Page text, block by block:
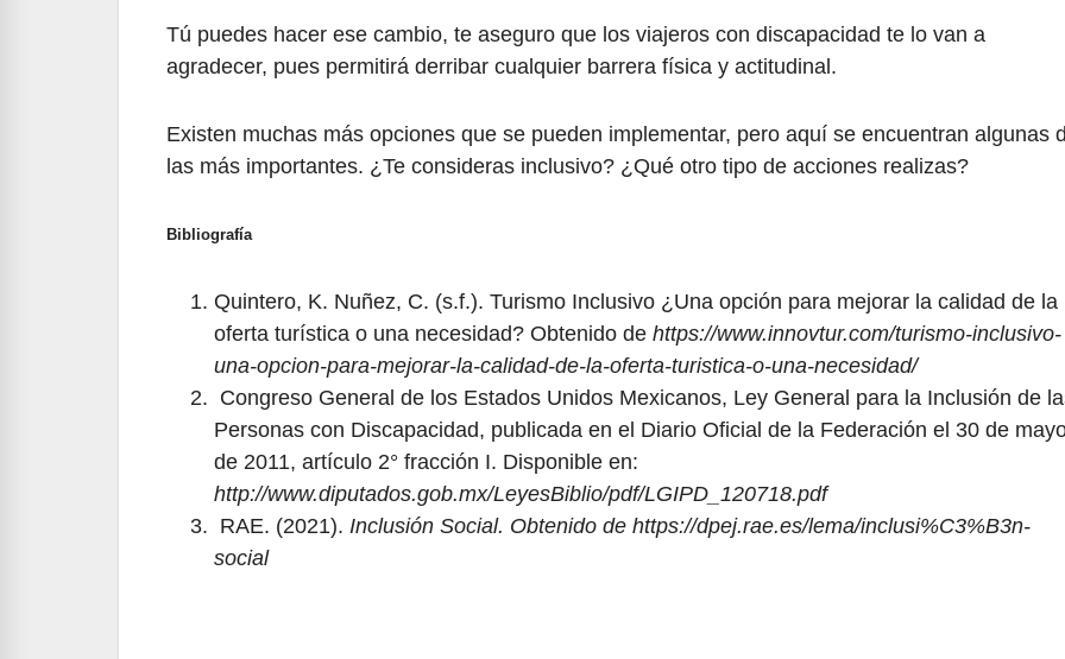
Tú puedes hacer ese cambio, te aseguro que los viajeros con discapacidad te lo van a
agradecer, pues permitirá derribar cualquier barrera física y actitudinal.
Existen muchas más opciones que se pueden implementar, pero aquí se encuentran algunas
las más importantes. ¿Te consideras inclusivo? ¿Qué otro tipo de acciones realizas?
Bibliografía
Quintero, K. Nuñez, C. (s.f.). Turismo Inclusivo ¿Una opción para mejorar la calidad de la
oferta turística o una necesidad? Obtenido de https://www.innovtur.com/turismo-inclusivo-
una-opcion-para-mejorar-la-calidad-de-la-oferta-turistica-o-una-necesidad/
Congreso General de los Estados Unidos Mexicanos, Ley General para la Inclusión de
Personas con Discapacidad, publicada en el Diario Oficial de la Federación el 30 de
de 2011, artículo 2° fracción I. Disponible en:
http://www.diputados.gob.mx/LeyesBiblio/pdf/LGIPD_120718.pdf
RAE. (2021). Inclusión Social. Obtenido de https://dpej.rae.es/lema/inclusi%C3%B3n-
social